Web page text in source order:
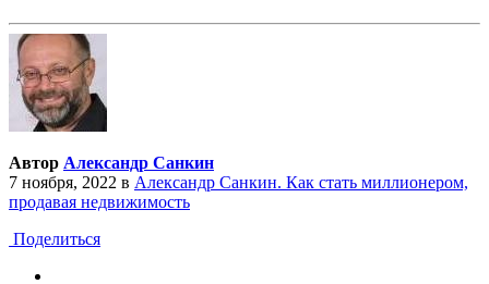
Автор Александр Санкин
7 ноября, 2022 в Александр Санкин. Как стать миллионером,
продавая недвижимость
Поделиться